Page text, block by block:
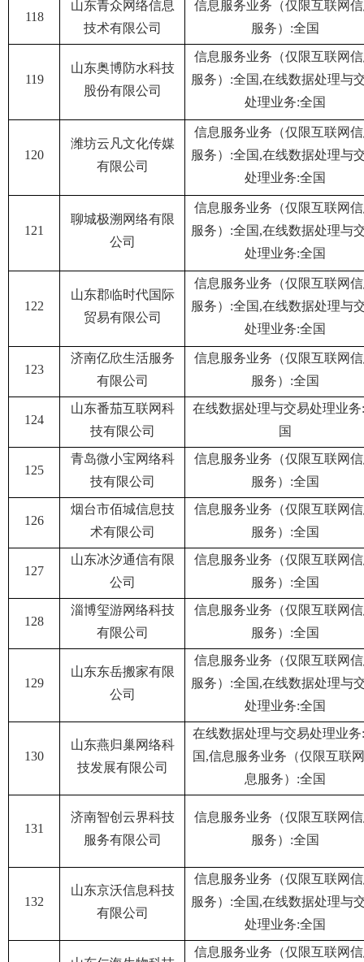
118
山东青众网络信息
技术有限公司
信息服务业务（仅限互联网
服务）:全国
119
山东奥博防水科技
股份有限公司
信息服务业务（仅限互联网
服务）:全国,在线数据处理与
处理业务:全国
120
潍坊云凡文化传媒
有限公司
信息服务业务（仅限互联网
服务）:全国,在线数据处理与
处理业务:全国
121
聊城极溯网络有限
公司
信息服务业务（仅限互联网
服务）:全国,在线数据处理与
处理业务:全国
122
山东郡临时代国际
贸易有限公司
信息服务业务（仅限互联网
服务）:全国,在线数据处理与
处理业务:全国
123
济南亿欣生活服务
有限公司
信息服务业务（仅限互联网
服务）:全国
124
山东番茄互联网科
技有限公司
在线数据处理与交易处理业务
国
125
青岛微小宝网络科
技有限公司
信息服务业务（仅限互联网
服务）:全国
126
烟台市佰城信息技
术有限公司
信息服务业务（仅限互联网
服务）:全国
127
山东冰汐通信有限
公司
信息服务业务（仅限互联网
服务）:全国
128
淄博玺游网络科技
有限公司
信息服务业务（仅限互联网
服务）:全国
129
山东东岳搬家有限
公司
信息服务业务（仅限互联网
服务）:全国,在线数据处理与
处理业务:全国
130
山东燕归巢网络科
技发展有限公司
在线数据处理与交易处理业务
国,信息服务业务（仅限互联
息服务）:全国
131
济南智创云界科技
服务有限公司
信息服务业务（仅限互联网
服务）:全国
132
山东京沃信息科技
有限公司
信息服务业务（仅限互联网
服务）:全国,在线数据处理与
处理业务:全国
信息服务业务（仅限互联网